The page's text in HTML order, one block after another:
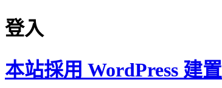
登入
本站採用 WordPress 建置